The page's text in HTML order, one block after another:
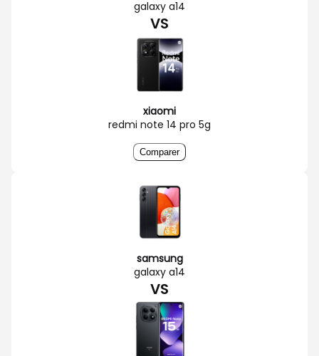
galaxy a14
VS
xiaomi
redmi note 14 pro 5g
Comparer
samsung
galaxy a14
VS